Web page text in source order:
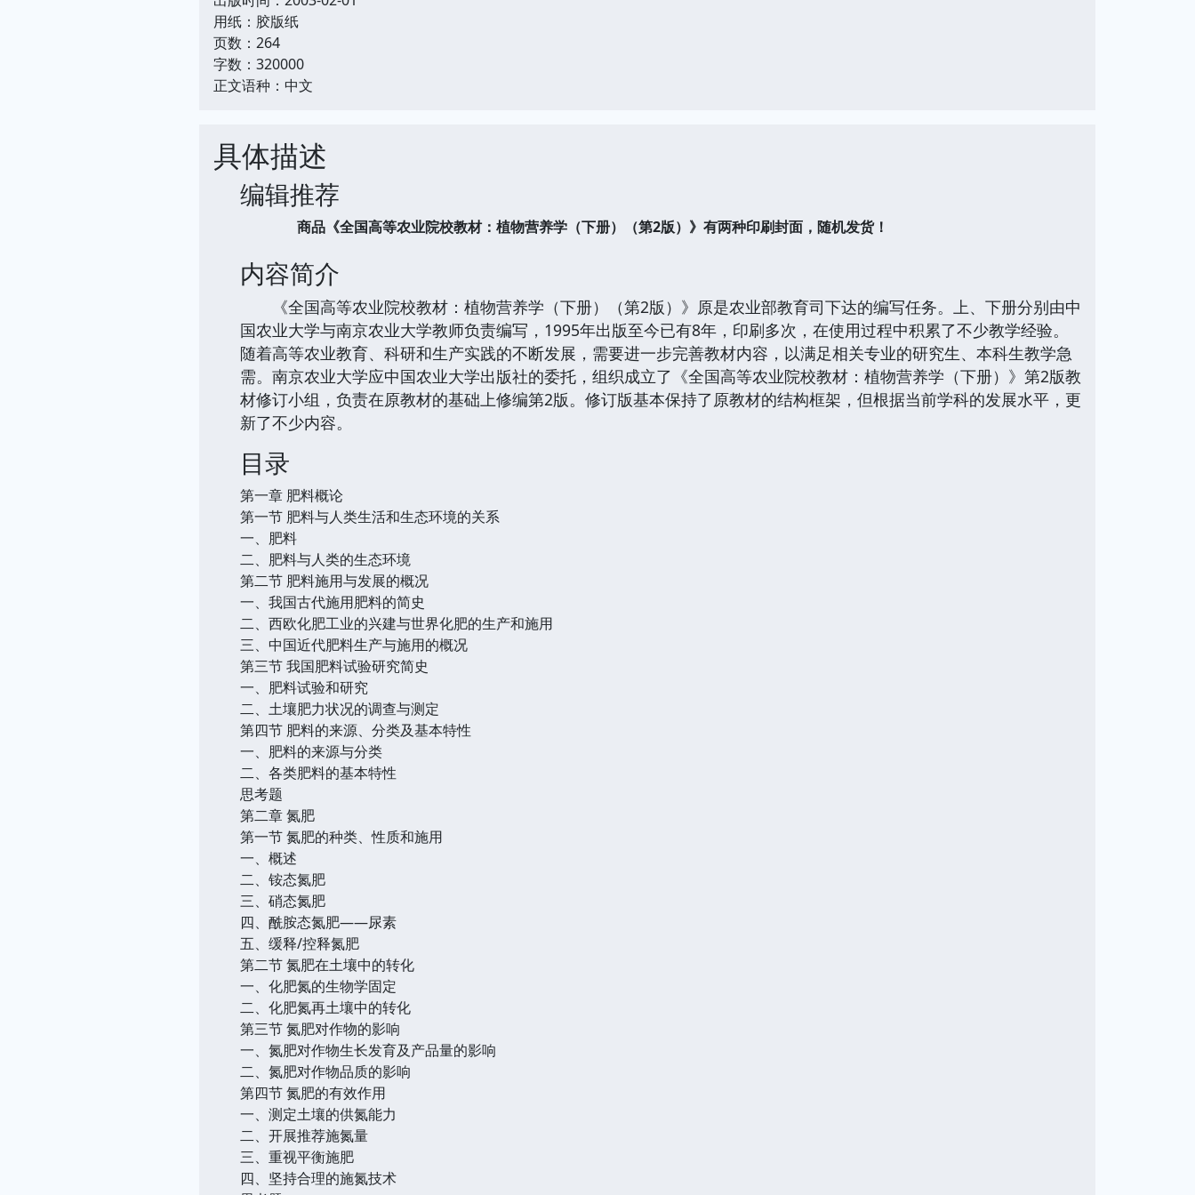
用纸：胶版纸
页数：264
字数：320000
正文语种：中文
具体描述
编辑推荐
商品《全国高等农业院校教材：植物营养学（下册）（第2版）》有两种印刷封面，随机发货！
内容简介
《全国高等农业院校教材：植物营养学（下册）（第2版）》原是农业部教育司下达的编写任务。上、下册分别由中
国农业大学与南京农业大学教师负责编写，1995年出版至今已有8年，印刷多次，在使用过程中积累了不少教学经验。
随着高等农业教育、科研和生产实践的不断发展，需要进一步完善教材内容，以满足相关专业的研究生、本科生教学急
需。南京农业大学应中国农业大学出版社的委托，组织成立了《全国高等农业院校教材：植物营养学（下册）》第2版教
材修订小组，负责在原教材的基础上修编第2版。修订版基本保持了原教材的结构框架，但根据当前学科的发展水平，更
新了不少内容。
目录
第一章 肥料概论
第一节 肥料与人类生活和生态环境的关系
一、肥料
二、肥料与人类的生态环境
第二节 肥料施用与发展的概况
一、我国古代施用肥料的简史
二、西欧化肥工业的兴建与世界化肥的生产和施用
三、中国近代肥料生产与施用的概况
第三节 我国肥料试验研究简史
一、肥料试验和研究
二、土壤肥力状况的调查与测定
第四节 肥料的来源、分类及基本特性
一、肥料的来源与分类
二、各类肥料的基本特性
思考题
第二章 氮肥
第一节 氮肥的种类、性质和施用
一、概述
二、铵态氮肥
三、硝态氮肥
四、酰胺态氮肥——尿素
五、缓释/控释氮肥
第二节 氮肥在土壤中的转化
一、化肥氮的生物学固定
二、化肥氮再土壤中的转化
第三节 氮肥对作物的影响
一、氮肥对作物生长发育及产品量的影响
二、氮肥对作物品质的影响
第四节 氮肥的有效作用
一、测定土壤的供氮能力
二、开展推荐施氮量
三、重视平衡施肥
四、坚持合理的施氮技术